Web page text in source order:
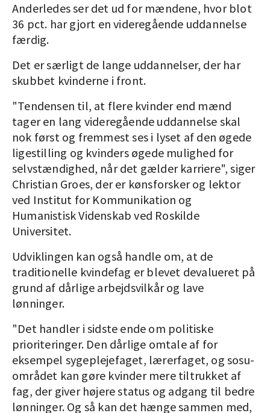
Anderledes ser det ud for mændene, hvor blot
36 pct. har gjort en videregående uddannelse
færdig.
Det er særligt de lange uddannelser, der har
skubbet kvinderne i front.
"Tendensen til, at flere kvinder end mænd
tager en lang videregående uddannelse skal
nok først og fremmest ses i lyset af den øgede
ligestilling og kvinders øgede mulighed for
selvstændighed, når det gælder karriere", siger
Christian Groes, der er kønsforsker og lektor
ved Institut for Kommunikation og
Humanistisk Videnskab ved Roskilde
Universitet.
Udviklingen kan også handle om, at de
traditionelle kvindefag er blevet devalueret på
grund af dårlige arbejdsvilkår og lave
lønninger.
"Det handler i sidste ende om politiske
prioriteringer. Den dårlige omtale af for
eksempel sygeplejefaget, lærerfaget, og sosu-
området kan gøre kvinder mere tiltrukket af
fag, der giver højere status og adgang til bedre
lønninger. Og så kan det hænge sammen med,